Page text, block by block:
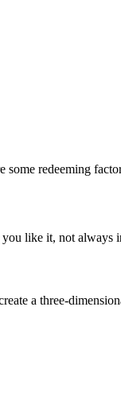
redeeming
like it, not always
a three-